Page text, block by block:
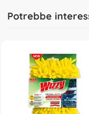
Potrebbe